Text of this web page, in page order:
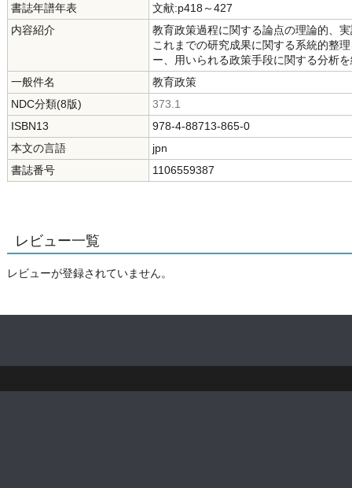
書誌年譜年表
文献:p418～427
内容紹介
教育政策過程に関する論点の理論的、
これまでの研究成果に関する系統的整
ー、用いられる政策手段に関する分析
一般件名
教育政策
NDC分類(8版)
373.1
ISBN13
978-4-88713-865-0
本文の言語
jpn
書誌番号
1106559387
レビュー一覧
レビューが登録されていません。